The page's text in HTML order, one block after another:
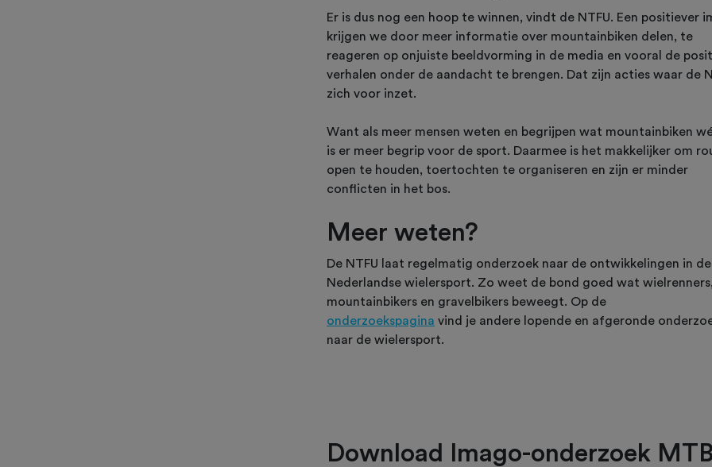
Er is dus nog een hoop te winnen, vindt de NTFU. Een positiever
krijgen we door meer informatie over mountainbiken delen, te
reageren op onjuiste beeldvorming in de media en vooral de
verhalen onder de aandacht te brengen. Dat zijn acties waar de
zich voor inzet.
Want als meer mensen weten en begrijpen wat mountainbiken
is er meer begrip voor de sport. Daarmee is het makkelijker om
open te houden, toertochten te organiseren en zijn er minder
conflicten in het bos.
Meer weten?
De NTFU laat regelmatig onderzoek naar de ontwikkelingen in de
Nederlandse wielersport. Zo weet de bond goed wat wielrenners,
mountainbikers en gravelbikers beweegt. Op de
onderzoekspagina vind je andere lopende en afgeronde
naar de wielersport.
Download Imago-onderzoek MTB